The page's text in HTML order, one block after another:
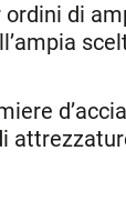
di